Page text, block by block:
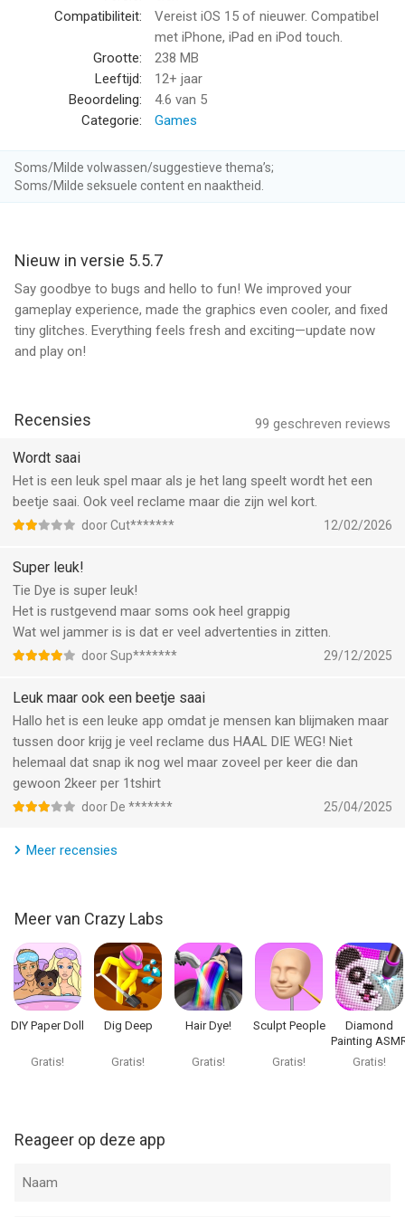
the end of the current period.
- Subscription may be managed by the user and auto-renewal
may be turned off by going to the user’s Account Settings
after purchase.
- By downloading this App you agree to Crazy Labs’s Privacy
Policy and Terms of Use at https://crazylabs.com/privacy-
- Please consider that this App may include third party services
for limited legally permissible purposes.
To opt out of CrazyLabs sales of personal information as a
California resident, please visit the settings page within this
app. For more information visit our privacy policy:
https://crazylabs.com/app
Tie Dye van Crazy Labs is een app voor iPhone, iPad en iPod
gebruikers met leeftijden vanaf
Informatie voor Tie Dyeis het laatst vergeleken op 7 Aug om
03:36.
Compatibiliteit:
Vereist iOS 15 of nieuwer. Compatibel
met iPhone, iPad en iPod touch.
Grootte:
238 MB
Leeftijd:
12+ jaar
Beoordeling:
4.6 van 5
Categorie:
Games
Soms/Milde volwassen/suggestieve thema’s;
Soms/Milde seksuele content en naaktheid.
Nieuw in versie 5.5.7
Say goodbye to bugs and hello to fun! We improved your
gameplay experience, made the graphics even cooler, and fixed
tiny glitches. Everything feels fresh and exciting—update now
and play on!
99 geschreven reviews
Recensies
Wordt saai
Het is een leuk spel maar als je het lang speelt wordt het een
beetje saai. Ook veel reclame maar die zijn wel kort.
door Cut******* 12/02/2026
Super leuk!
Tie Dye is super leuk!
Het is rustgevend maar soms ook heel grappig
Wat wel jammer is is dat er veel advertenties in zitten.
door Sup******* 29/12/2025
Leuk maar ook een beetje saai
Hallo het is een leuke app omdat je mensen kan blijmaken maar
tussen door krijg je veel reclame dus HAAL DIE WEG! Niet
helemaal dat snap ik nog wel maar zoveel per keer die dan
gewoon 2keer per 1tshirt
door De ******* 25/04/2025
Meer recensies
Meer van Crazy Labs
DIY Paper Doll
Gratis!
Dig Deep
Gratis!
Hair Dye!
Gratis!
Sculpt People
Gratis!
Diamond
Painting
Coloring
Gratis!
Reageer op deze app